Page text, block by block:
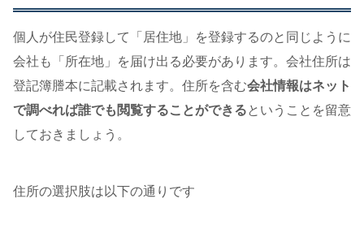
個人が住民登録して「居住地」を登録するのと同じように
会社も「所在地」を届け出る必要があります。会社住所は
登記簿謄本に記載されます。住所を含む会社情報はネット
で調べれば誰でも閲覧することができる ということを留意
しておきましょう。
住所の選択肢は以下の通りです